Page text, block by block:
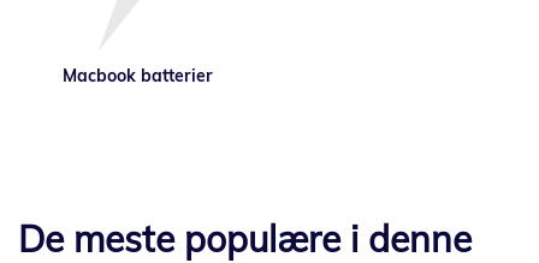
Macbook batterier
De meste populære i denne